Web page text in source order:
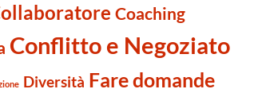
Coaching
Conflitto e Negoziato
Diversità Fare domande